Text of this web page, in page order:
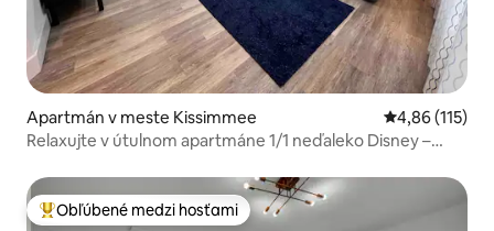
Apartmán v meste Kissimmee Priemerné
4,86 (115)
Relaxujte v útulnom apartmáne 1/1 neďaleko Disney –
Najobľúbenejšie medzi hosťami
Obľúbené medzi hosťami